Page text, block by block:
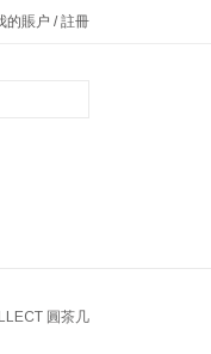
的賬户 / 註冊
圓茶几